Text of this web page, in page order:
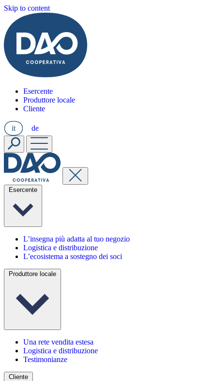
Skip to content
Esercente
Produttore locale
Cliente
it de
Esercente
L’insegna più adatta al tuo negozio
Logistica e distribuzione
L’ecosistema a sostegno dei soci
Produttore locale
Una rete vendita estesa
Logistica e distribuzione
Testimonianze
Cliente